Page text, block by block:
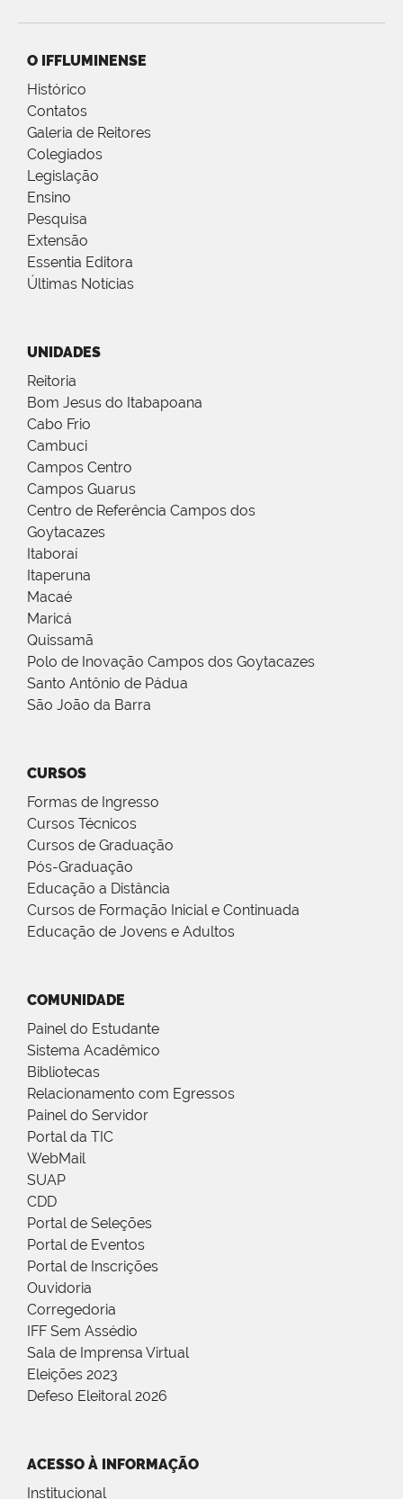
O IFFLUMINENSE
Histórico
Contatos
Galeria de Reitores
Colegiados
Legislação
Ensino
Pesquisa
Extensão
Essentia Editora
Últimas Notícias
UNIDADES
Reitoria
Bom Jesus do Itabapoana
Cabo Frio
Cambuci
Campos Centro
Campos Guarus
Centro de Referência Campos dos
Goytacazes
Itaboraí
Itaperuna
Macaé
Maricá
Quissamã
Polo de Inovação Campos dos Goytacazes
Santo Antônio de Pádua
São João da Barra
CURSOS
Formas de Ingresso
Cursos Técnicos
Cursos de Graduação
Pós-Graduação
Educação a Distância
Cursos de Formação Inicial e Continuada
Educação de Jovens e Adultos
COMUNIDADE
Painel do Estudante
Sistema Acadêmico
Bibliotecas
Relacionamento com Egressos
Painel do Servidor
Portal da TIC
WebMail
SUAP
CDD
Portal de Seleções
Portal de Eventos
Portal de Inscrições
Ouvidoria
Corregedoria
IFF Sem Assédio
Sala de Imprensa Virtual
Eleições 2023
Defeso Eleitoral 2026
ACESSO À INFORMAÇÃO
Institucional